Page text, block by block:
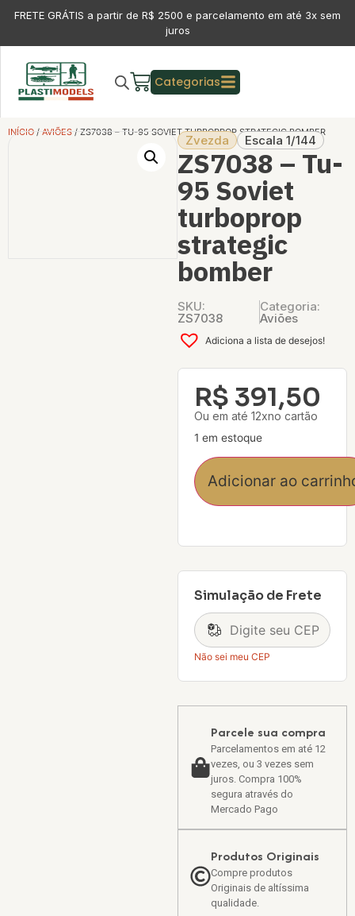
FRETE GRÁTIS a partir de R$ 2500 e parcelamento em até 3x sem
juros
Categorias
INÍCIO / AVIÕES / ZS7038 – TU-95 SOVIET TURBOPROP STRATEGIC BOMBER
Zvezda Escala 1/144
ZS7038 – Tu-
95 Soviet
turboprop
strategic
bomber
SKU:
ZS7038
Categoria:
Aviões
Adiciona a lista de desejos!
R$ 391,50
Ou em até 12xno cartão
1 em estoque
Adicionar ao
Simulação de Frete
Não sei meu CEP
Parcele sua compra
Parcelamentos em até 12
vezes, ou 3 vezes sem
juros. Compra 100%
segura através do
Mercado Pago
Produtos Originais
Compre produtos
Originais de altíssima
qualidade.